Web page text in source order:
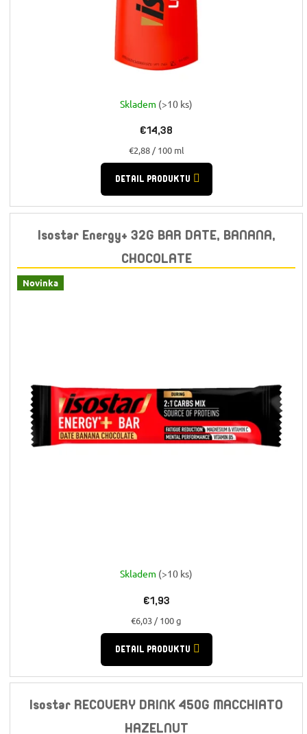
Skladem (>10 ks)
€14,38
Jednotková
cena:
€2,88 / 100 ml
DETAIL PRODUKTU
Isostar Energy+ 32G BAR DATE, BANANA,
CHOCOLATE
Novinka
Skladem (>10 ks)
€1,93
Jednotková
cena:
€6,03 / 100 g
DETAIL PRODUKTU
Isostar RECOVERY DRINK 450G MACCHIATO
HAZELNUT